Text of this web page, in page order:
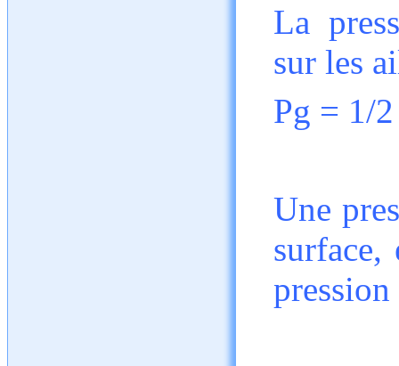
La
sur les
Pg = 1/
Une
surface,